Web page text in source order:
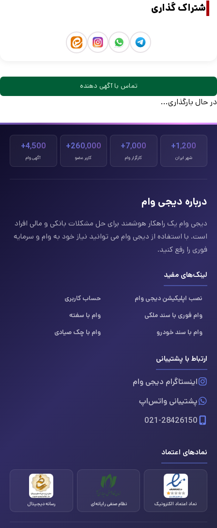
اشتراک گذاری
تماس با آگهی دهنده
در حال بارگذاری...
1,200+
شهر ایران
7,000+
کارگزار وام
260,000+
کاربر عضو
4,500+
آگهی وام
درباره دیجی وام
دیجی وام یک راهکار هوشمند برای حل مشکلات بانکی و مالی افراد
است. با استفاده از دیجی وام می توانید نیاز خود به وام و سرمایه
فوری را رفع کنید.
لینک‌های مفید
نصب اپلیکیشن دیجی وام
حساب کاربری
وام فوری با سند ملکی
وام با سفته
وام با سند خودرو
وام با چک صیادی
ارتباط با پشتیبانی
اینستاگرام دیجی وام
پشتیبانی واتس‌اپ
021-28426150
نمادهای اعتماد
نماد اعتماد الکترونیک نظام صنفی رایانه‌ای رسانه دیجیتال